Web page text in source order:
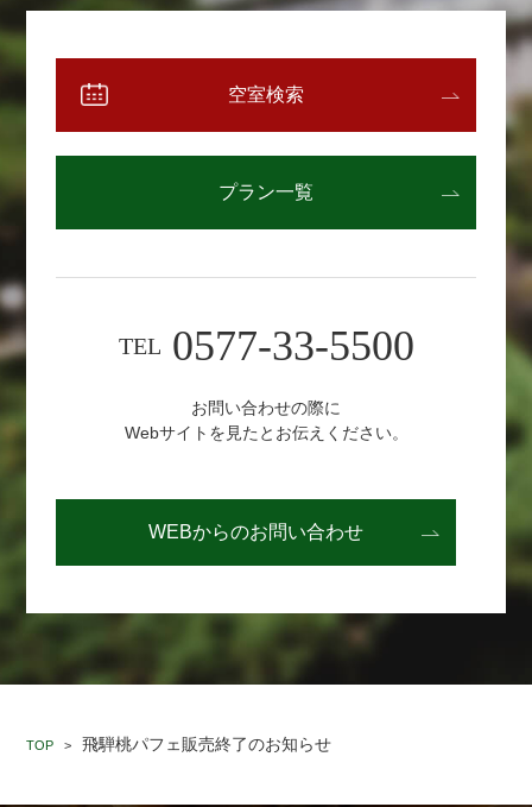
空室検索
プラン一覧
TEL 0577-33-5500
お問い合わせの際に
Webサイトを見たとお伝えください。
WEBからのお問い合わせ
TOP > 飛騨桃パフェ販売終了のお知らせ